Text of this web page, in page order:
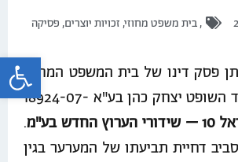
, בית משפט מחוזי, זכויות יוצרים, פסיקה
20.11.13 ניתן פסק דינו של בית המשפט המחוזי
בחיפה, מפי כבוד השופט יצחק כהן בע"א 18924-07-
בע"מ
.
דחיית תביעתו של המערער בגין